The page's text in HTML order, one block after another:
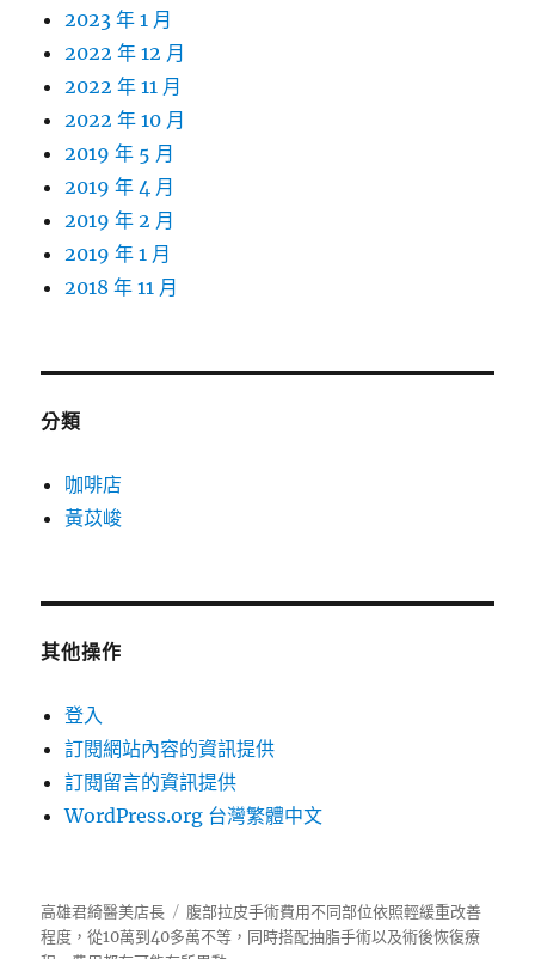
2023 年 1 月
2022 年 12 月
2022 年 11 月
2022 年 10 月
2019 年 5 月
2019 年 4 月
2019 年 2 月
2019 年 1 月
2018 年 11 月
分類
咖啡店
黃苡峻
其他操作
登入
訂閱網站內容的資訊提供
訂閱留言的資訊提供
WordPress.org 台灣繁體中文
高雄君綺醫美店長
腹部拉皮手術費用不同部位依照輕緩重改善
程度，從10萬到40多萬不等，同時搭配抽脂手術以及術後恢復療